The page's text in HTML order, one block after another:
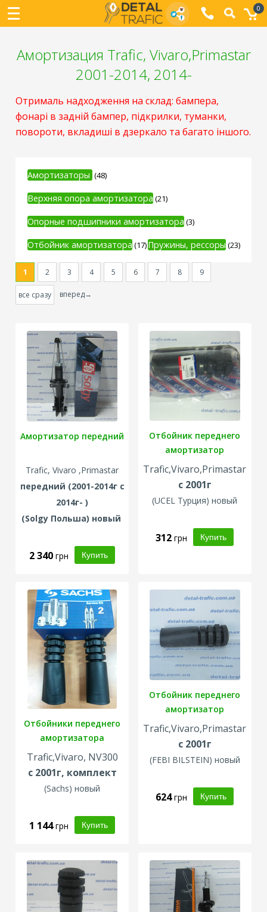
0
Амортизация Trafic, Vivaro,Primastar
2001-2014, 2014-
Отрималь надходження на склад: бампера,
фонарі в задній бампер, підкрилки, туманки,
повороти, вкладиші в дзеркало та багато іншого.
Амортизаторы (48)
Верхняя опора амортизатора (21)
Опорные подшипники амортизатора (3)
Отбойник амортизатора (17)Пружины, рессоры (23)
1 2 3 4 5 6 7 8 9
все сразу вперед→
Амортизатор передний
Trafic, Vivaro ,Primastar
передний (2001-2014г с
2014г- )
(Solgy Польша) новый
2 340грн
Отбойник переднего
амортизатор
Trafic,Vivaro,Primastar
с 2001г
(UCEL Турция) новый
312грн
Отбойники переднего
амортизатора
Trafic,Vivaro, NV300
с 2001г, комплект
(Sachs) новый
1 144грн
Отбойник переднего
амортизатор
Trafic,Vivaro,Primastar
с 2001г
(FEBI BILSTEIN) новый
624грн